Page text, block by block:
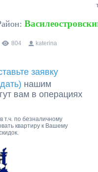
804 katerina
заявку
нашим
вам в операциях
т.ч. по безналичному
квартиру к Вашему